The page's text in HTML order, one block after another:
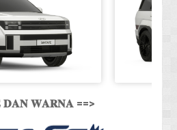
𝐃𝐀𝐍 𝐖𝐀𝐑𝐍𝐀 ==>